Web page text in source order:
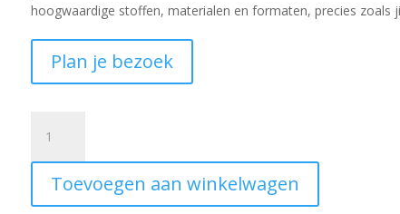
hoogwaardige stoffen, materialen en formaten, precies zoals
Plan je bezoek
Terborg
draaibaar
Vista
Brown
Toevoegen aan winkelwagen